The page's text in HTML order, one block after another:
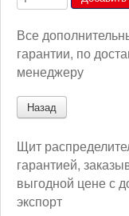
Все
гарантии, по
менеджеру
Щит
гарантией,
выгодной цене с
экспорт